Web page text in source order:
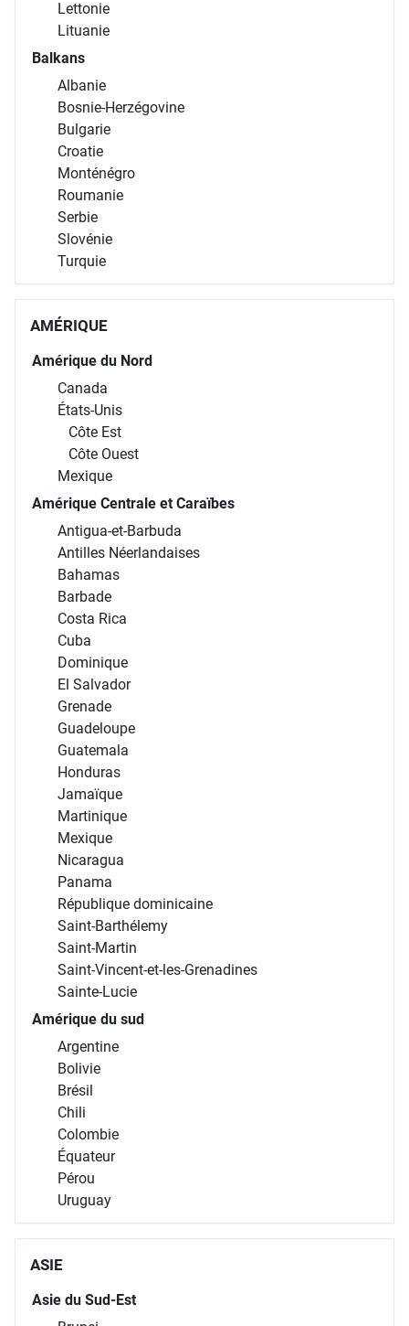
Lettonie
Lituanie
Balkans
Albanie
Bosnie-Herzégovine
Bulgarie
Croatie
Monténégro
Roumanie
Serbie
Slovénie
Turquie
AMÉRIQUE
Amérique du Nord
Canada
États-Unis
Côte Est
Côte Ouest
Mexique
Amérique Centrale et Caraïbes
Antigua-et-Barbuda
Antilles Néerlandaises
Bahamas
Barbade
Costa Rica
Cuba
Dominique
El Salvador
Grenade
Guadeloupe
Guatemala
Honduras
Jamaïque
Martinique
Mexique
Nicaragua
Panama
République dominicaine
Saint-Barthélemy
Saint-Martin
Saint-Vincent-et-les-Grenadines
Sainte-Lucie
Amérique du sud
Argentine
Bolivie
Brésil
Chili
Colombie
Équateur
Pérou
Uruguay
ASIE
Asie du Sud-Est